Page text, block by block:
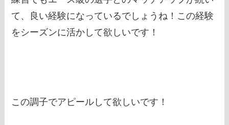
て、良い経験になっているでしょうね！この経験
をシーズンに活かして欲しいです！
この調子でアピールして欲しいです！